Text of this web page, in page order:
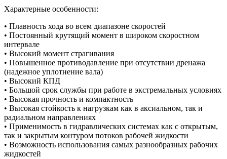
Характерные особенности:
• Плавность хода во всем диапазоне скоростей
• Постоянный крутящий момент в широком скоростном
интервале
• Высокий момент страгивания
• Повышенное противодавление при отсутствии дренажа
(надежное уплотнение вала)
• Высокий КПД
• Большой срок службы при работе в экстремальных условиях
• Высокая прочность и компактность
• Высокая стойкость к нагрузкам как в аксиальном, так и
радиальном направлениях
• Применимость в гидравлических системах как с открытым,
так и закрытым контуром потоков рабочей жидкости
• Возможность использования самых разнообразных рабочих
жидкостей